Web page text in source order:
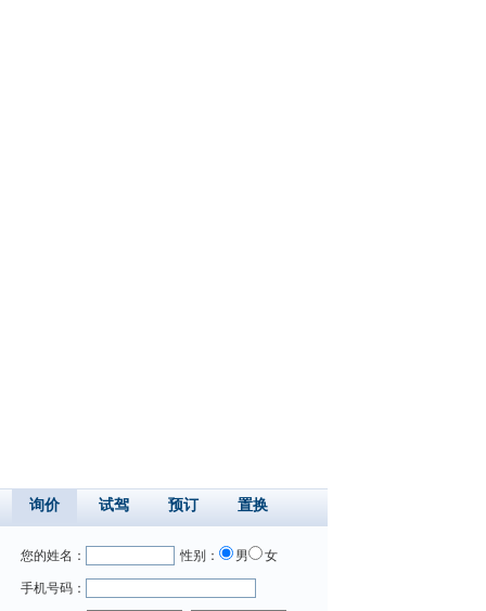
询价 试驾 预订 置换
您的姓名： 性别： 男 女
手机号码：